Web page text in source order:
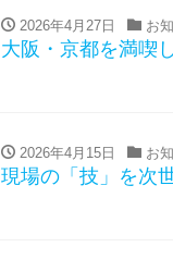
2026年4月27日 お
大阪・京都を満喫
2026年4月15日 お
現場の「技」を次